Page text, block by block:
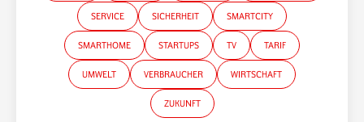
SERVICE SICHERHEIT SMARTCITY
SMARTHOME STARTUPS TV TARIF
UMWELT VERBRAUCHER WIRTSCHAFT
ZUKUNFT